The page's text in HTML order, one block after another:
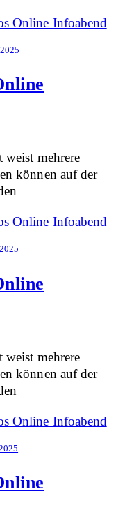
weist mehrere
können auf der
weist mehrere
können auf der